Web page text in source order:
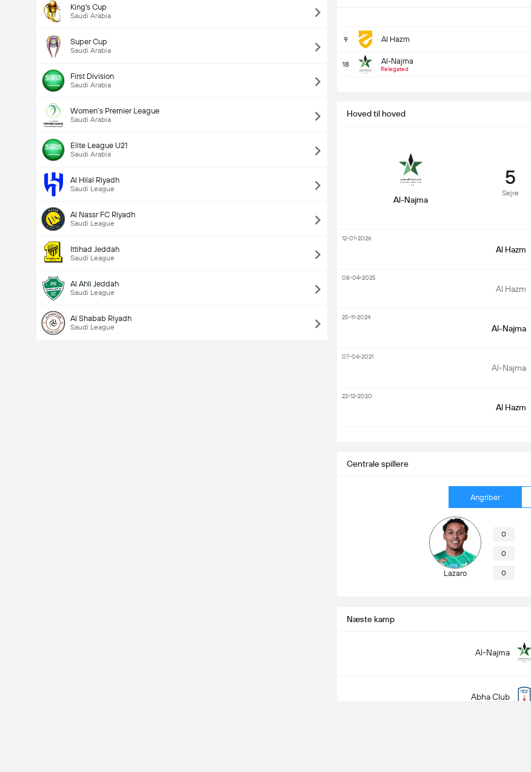
King's Cup
Saudi Arabia
Super Cup
Saudi Arabia
First Division
Saudi Arabia
Women’s Premier League
Saudi Arabia
Elite League U21
Saudi Arabia
Al Hilal Riyadh
Saudi League
Al Nassr FC Riyadh
Saudi League
Ittihad Jeddah
Saudi League
Al Ahli Jeddah
Saudi League
Al Shabab Riyadh
Saudi League
Næste kamp
Al-Najma
Abha Club
Centrale spillere
Angriber
Lazaro
0
0
0
9 Al Hazm
18 Al-Najma
Relegated
Hoved til hoved
Al-Najma
5
Sejre
Al Hazm
12-01-2026
Al Hazm
08-04-2025
Al-Najma
25-11-2024
Al-Najma
07-04-2021
Al Hazm
22-12-2020